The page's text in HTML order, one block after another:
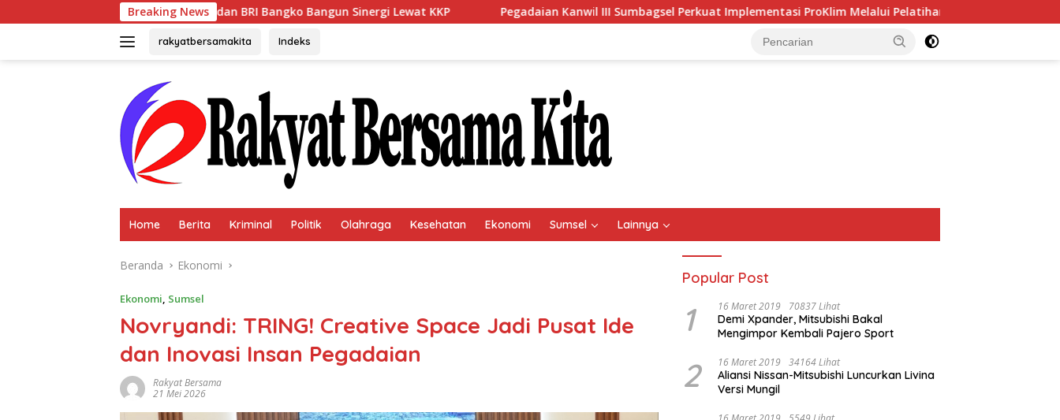
ke
Breaking News
BPN Merangin dan BRI Bangko Bangun Sinergi Lewat KKP Pegadaian Kanwil III Sumbagsel Perkuat Implementasi ProKlim Melalui Pelatihan Pengolahan Sampah
rakyatbersamakita Indeks
Home Berita Kriminal Politik Olahraga Kesehatan Ekonomi Sumsel Lainnya
Beranda Ekonomi
Ekonomi, Sumsel
Novryandi: TRING! Creative Space Jadi Pusat Ide
dan Inovasi Insan Pegadaian
Rakyat Bersama
21 Mei 2026
Popular Post
1 16 Maret 2019 70837 Lihat
Demi Xpander, Mitsubishi Bakal
Mengimpor Kembali Pajero Sport
2 16 Maret 2019 34164 Lihat
Aliansi Nissan-Mitsubishi Luncurkan Livina
Versi Mungil